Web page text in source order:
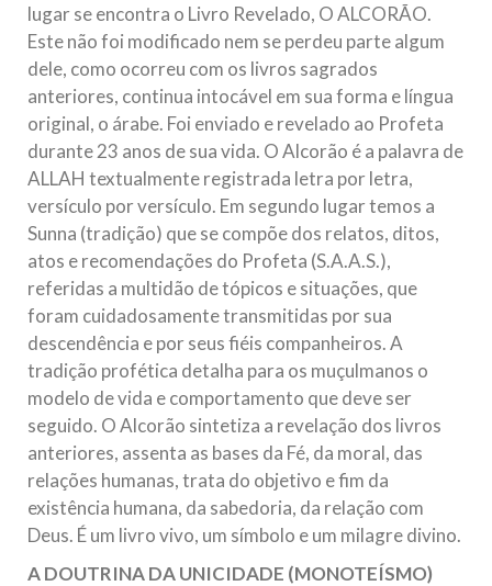
lugar se encontra o Livro Revelado, O ALCORÃO.
Este não foi modificado nem se perdeu parte algum
dele, como ocorreu com os livros sagrados
anteriores, continua intocável em sua forma e língua
original, o árabe. Foi enviado e revelado ao Profeta
durante 23 anos de sua vida. O Alcorão é a palavra de
ALLAH textualmente registrada letra por letra,
versículo por versículo. Em segundo lugar temos a
Sunna (tradição) que se compõe dos relatos, ditos,
atos e recomendações do Profeta (S.A.A.S.),
referidas a multidão de tópicos e situações, que
foram cuidadosamente transmitidas por sua
descendência e por seus fiéis companheiros. A
tradição profética detalha para os muçulmanos o
modelo de vida e comportamento que deve ser
seguido. O Alcorão sintetiza a revelação dos livros
anteriores, assenta as bases da Fé, da moral, das
relações humanas, trata do objetivo e fim da
existência humana, da sabedoria, da relação com
Deus. É um livro vivo, um símbolo e um milagre divino.
A DOUTRINA DA UNICIDADE (MONOTEÍSMO)